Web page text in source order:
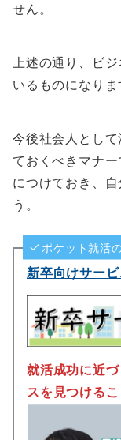
せん。
上述の通り、ビ
いるものになりま
今後社会人とし
ておくべきマナ
につけておき、
う。
ポケット就活
新卒向けサー
就活成功に近
スを見つけるこ